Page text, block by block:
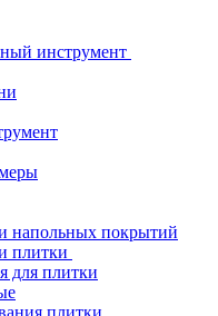
инструмент
напольных покрытий
плитки
для плитки
плитки